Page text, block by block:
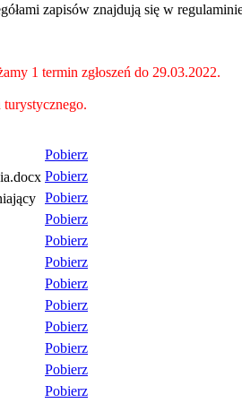
zapisów znajdują się w
1 termin zgłoszeń do 29.03.2022.
turystycznego.
Pobierz
Pobierz
Pobierz
Pobierz
Pobierz
Pobierz
Pobierz
Pobierz
Pobierz
Pobierz
Pobierz
Pobierz